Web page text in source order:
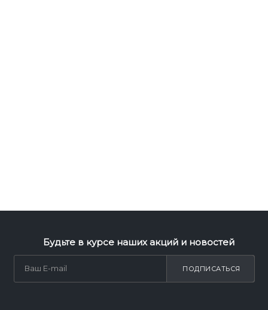
Будьте в курсе наших акций и новостей
ПОДПИСАТЬСЯ